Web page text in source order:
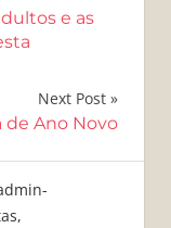
e as
Next Post
de Ano Novo
,